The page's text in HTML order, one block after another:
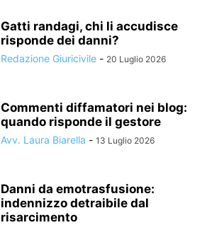
Gatti randagi, chi li accudisce
risponde dei danni?
Redazione Giuricivile - 20 Luglio 2026
Commenti diffamatori nei blog:
quando risponde il gestore
Avv. Laura Biarella - 13 Luglio 2026
Danni da emotrasfusione:
indennizzo detraibile dal
risarcimento